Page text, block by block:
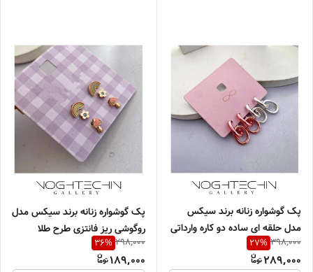
پک گوشواره زنانه برند سیکس
مدل حلقه ای ساده دو کاره وارداتی
398,000
27%
289,000
پک گوشواره زنانه برند سیکس مدل
روگوشی ریز فانتزی طرح طلا
وارداتی
298,000
36%
189,000